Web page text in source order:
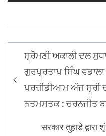
Post
navigation
ਸ਼੍ਰੋਮਣੀ ਅਕਾਲੀ ਦਲ
ਗੁਰਪ੍ਰਤਾਪ ਸਿੰਘ
ਪਰਜ਼ੀਡੀਆਮ ਅੱਜ ਸ੍ਰੀ
ਨਤਮਸਤਕ : ਚਰਨਜੀਤ
सरकार तुहाडे